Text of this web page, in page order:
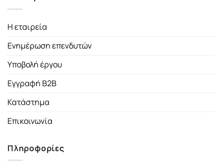
Η εταιρεία
Ενημέρωση επενδυτών
Υποβολή έργου
Εγγραφή B2B
Κατάστημα
Επικοινωνία
Πληροφορίες